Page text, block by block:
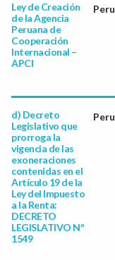
Ley de Creación
de la Agencia
Peruana de
Cooperación
Internacional –
APCI
Peru
d) Decreto
Legislativo que
prorroga la
vigencia de las
exoneraciones
contenidas en el
Artículo 19 de la
Ley del Impuesto
a la Renta:
DECRETO
LEGISLATIVO Nº
1549
Peru